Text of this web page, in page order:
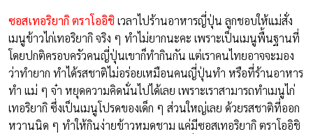
ซอสเทอริยากิ ตราโออิชิเวลาไปร้านอาหารญี่ปุ่น ลูกชอบให้แม่สั่ง
เมนูข้าวไก่เทอริยากิ จริง ๆ ทำไม่ยากนะคะ เพราะเป็นเมนูพื้นฐานที่
โดยปกติครอบครัวคนญี่ปุ่นเขาก็ทำกินกัน แต่เราคนไทยอาจจะมอง
ว่าทำยาก ทำได้รสชาติไม่อร่อยเหมือนคนญี่ปุ่นทำ หรือที่ร้านอาหาร
ทำ แม่ ๆ จ๋า หยุดความคิดนั่นไปได้เลย เพราะเราสามารถทำเมนูไก่
เทอริยากิ ซึ่งเป็นเมนูโปรดของเด็ก ๆ ส่วนใหญ่เลย ด้วยรสชาติที่ออก
หวานนิด ๆ ทำให้กินง่ายข้าวหมดชาม แค่มีซอสเทอริยากิ ตราโออิชิ